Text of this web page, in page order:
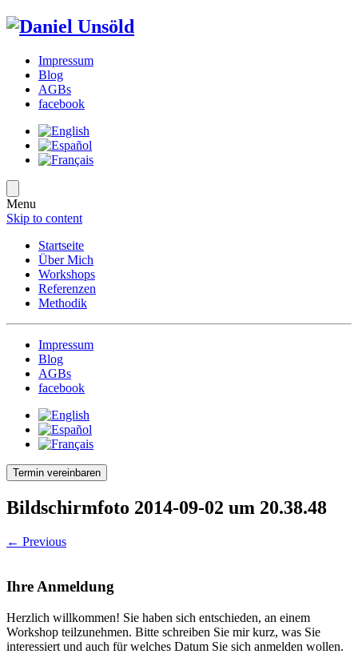
Impressum
Blog
AGBs
facebook
Menu
Skip to content
Startseite
Über Mich
Workshops
Referenzen
Methodik
Impressum
Blog
AGBs
facebook
Termin vereinbaren
Bildschirmfoto 2014-09-02 um 20.38.48
← Previous
Ihre Anmeldung
Herzlich willkommen! Sie haben sich entschieden, an einem
Workshop teilzunehmen. Bitte schreiben Sie mir kurz, was Sie
interessiert und auch für welches Datum Sie sich anmelden wollen.